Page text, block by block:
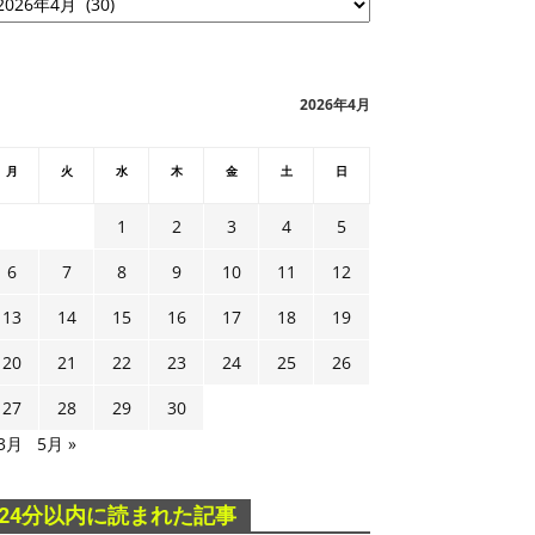
2026年4月
月 火 水 木 金 土 日
1 2 3 4
5
6
7 8 9 10 11
12
13
14 15 16 17 18
19
20
21 22 23 24 25
26
27
28 29
30
月
5月 »
分以内に読まれた記事